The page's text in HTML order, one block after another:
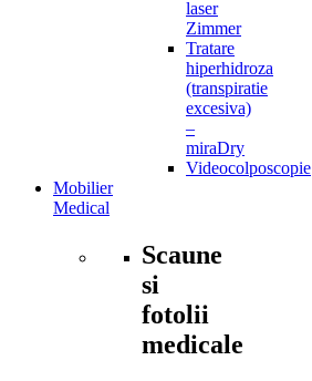
laser
Zimmer
Tratare
hiperhidroza
(transpiratie
excesiva)
–
miraDry
Videocolposcopie
Mobilier
Medical
Scaune
si
fotolii
medicale